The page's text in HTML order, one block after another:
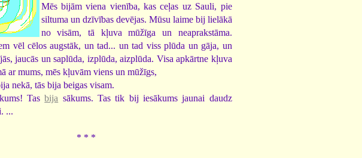
Mēs bijām viena vienība, kas ceļas uz Sauli, pie
siltuma un dzīvības devējas. Mūsu laime bij lielākā
no visām, tā kļuva mūžīga un neaprakstāma.
vēl cēlos augstāk, un tad... un tad viss plūda un gāja, un
jaucās un saplūda, izplūda, aizplūda. Visa apkārtne kļuva
ar mums, mēs kļuvām viens un mūžīgs,
nekā, tās bija beigas visam.
Tasbija sākums. Tas tik bij iesākums jaunai daudz
...
* * *